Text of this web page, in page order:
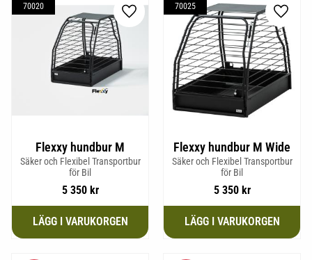
Flexxy hundbur M
Säker och Flexibel Transportbur
för Bil
5 350kr
70020
Lägg till i favoriter
Flexxy hundbur M Wide
Säker och Flexibel Transportbur
för Bil
5 350kr
70025
Lägg